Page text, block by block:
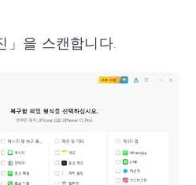
」을 스캔합니다.